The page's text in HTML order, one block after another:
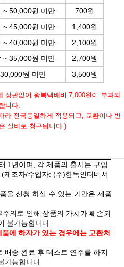
~ 50,000원 미만
700원
~ 45,000원 미만
1,400원
~ 40,000원 미만
2,100원
~ 35,000원 미만
2,700원
원 미만 3,500원
관없이 왕복택배비 7,000원이 부과되
니다.
라 전국동일하게 적용되고, 교환이나 반
실비로 청구됩니다.)
1년이며, 각 제품의 출시는 구입
제조자/수입자: (주)한독인터네셔
을 신청 하실 수 있는 기간은 제품
의로 인해 상품의 가치가 훼손되
불가능합니다.
에 하자가 있는 경우에는 교환처
배송 완료 후 테스트 연주를 하지
가능합니다.